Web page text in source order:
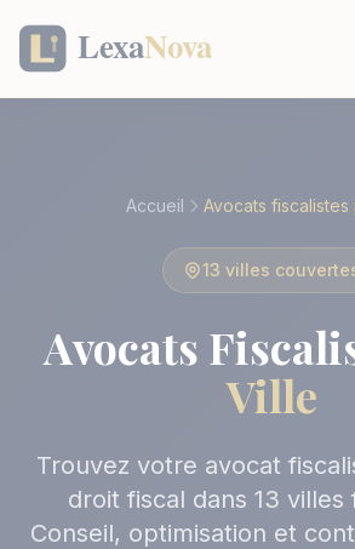
Accueil Avocats fiscalistes
13 villes
Avocats
Ville
Trouvez votre avocat
droit fiscal dans 13 villes
Conseil, optimisation et